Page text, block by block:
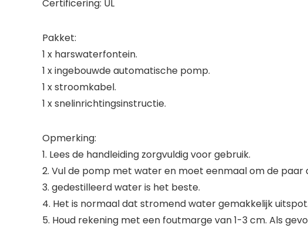
Certificering: UL
Pakket:
1 x harswaterfontein.
1 x ingebouwde automatische pomp.
1 x stroomkabel.
1 x snelinrichtingsinstructie.
Opmerking:
1. Lees de handleiding zorgvuldig voor gebruik.
2. Vul de pomp met water en moet eenmaal om de
3. gedestilleerd water is het beste.
4. Het is normaal dat stromend water gemakkelijk uitspot.
5. Houd rekening met een foutmarge van 1-3 cm. Als